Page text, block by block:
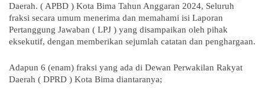
Daerah. ( APBD ) Kota Bima Tahun Anggaran 2024, Seluruh
fraksi secara umum menerima dan memahami isi Laporan
Pertanggung Jawaban ( LPJ ) yang disampaikan oleh pihak
eksekutif, dengan memberikan sejumlah catatan dan penghargaan.
Adapun 6 (enam) fraksi yang ada di Dewan Perwakilan Rakyat
Daerah ( DPRD ) Kota Bima diantaranya;